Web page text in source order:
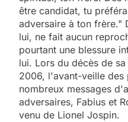
être candidat, tu
adversaire à ton frère."
lui, ne fait aucun
pourtant une blessure
lui. Lors du décès de
2006, l'avant-veille des
nombreux messages
adversaires, Fabius et
venu de Lionel Jospin.